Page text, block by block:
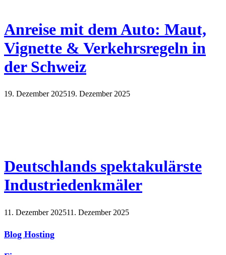
Anreise mit dem Auto: Maut,
Vignette & Verkehrsregeln in
der Schweiz
19. Dezember 202519. Dezember 2025
Deutschlands spektakulärste
Industriedenkmäler
11. Dezember 202511. Dezember 2025
Blog Hosting